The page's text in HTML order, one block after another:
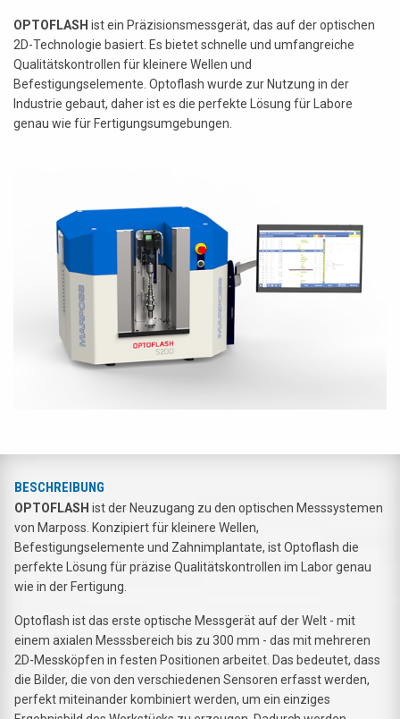
OPTOFLASH ist ein Präzisionsmessgerät, das auf der optischen
2D-Technologie basiert. Es bietet schnelle und umfangreiche
Qualitätskontrollen für kleinere Wellen und
Befestigungselemente. Optoflash wurde zur Nutzung in der
Industrie gebaut, daher ist es die perfekte Lösung für Labore
genau wie für Fertigungsumgebungen.
BESCHREIBUNG
OPTOFLASH ist der Neuzugang zu den optischen Messsystemen
von Marposs. Konzipiert für kleinere Wellen,
Befestigungselemente und Zahnimplantate, ist Optoflash die
perfekte Lösung für präzise Qualitätskontrollen im Labor genau
wie in der Fertigung.
Optoflash ist das erste optische Messgerät auf der Welt - mit
einem axialen Messsbereich bis zu 300 mm - das mit mehreren
2D-Messköpfen in festen Positionen arbeitet. Das bedeutet, dass
die Bilder, die von den verschiedenen Sensoren erfasst werden,
perfekt miteinander kombiniert werden, um ein einziges
한국어 (Korean)
Wenn Sie noch nicht registriert sind, können Sie dies jetzt tun.
Hier klicken!